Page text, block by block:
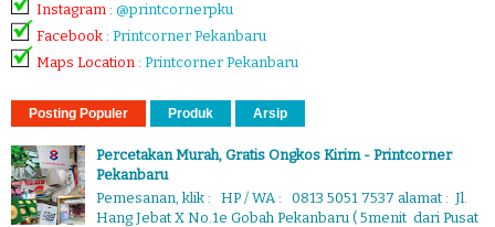
Instagram : @printcornerpku
Facebook : Printcorner Pekanbaru
Maps Location : Printcorner Pekanbaru
Posting Populer Produk Arsip
Percetakan Murah, Gratis Ongkos Kirim - Printcorner
Pekanbaru
Pemesanan, klik : HP / WA : 0813 5051 7537 alamat : Jl.
Hang Jebat X No.1e Gobah Pekanbaru ( 5menit dari Pusat